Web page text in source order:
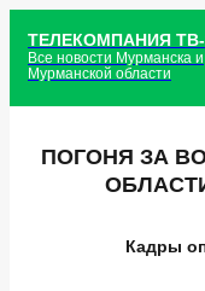
ТЕЛЕКОМПАНИЯ ТВ-
Все новости Мурманска и
Мурманской области
ПОГОНЯ ЗА
Кадры